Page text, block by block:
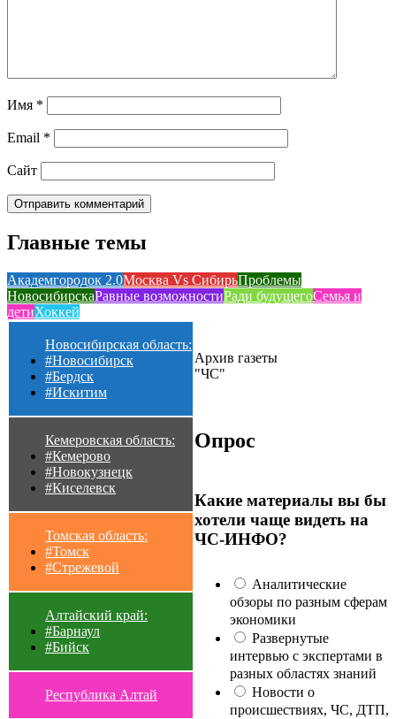
Имя *
Email *
Сайт
Главные темы
Академгородок 2.0Москва Vs СибирьПроблемы
НовосибирскаРавные возможностиРади будущегоСемья и
детиХоккей
Новосибирская область:
#Новосибирск
#Бердск
#Искитим
Кемеровская область:
#Кемерово
#Новокузнецк
#Киселевск
Томская область:
#Томск
#Стрежевой
Алтайский край:
#Барнаул
#Бийск
Республика Алтай
Архив газеты
"ЧС"
Опрос
Какие материалы вы бы
хотели чаще видеть на
ЧС-ИНФО?
Аналитические
обзоры по разным сферам
экономики
Развернутые
интервью с экспертами в
разных областях знаний
Новости о
происшествиях, ЧС, ДТП,